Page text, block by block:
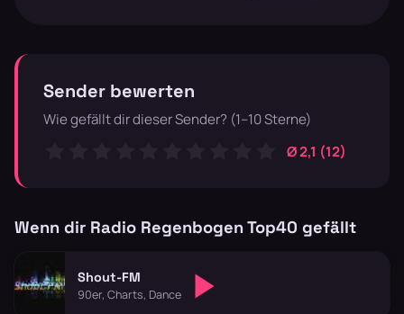
Sender bewerten
Wie gefällt dir dieser Sender? (1–10 Sterne)
Ø 2,1 (12)
Wenn dir Radio Regenbogen Top40 gefällt
Shout-FM
90er, Charts, Dance